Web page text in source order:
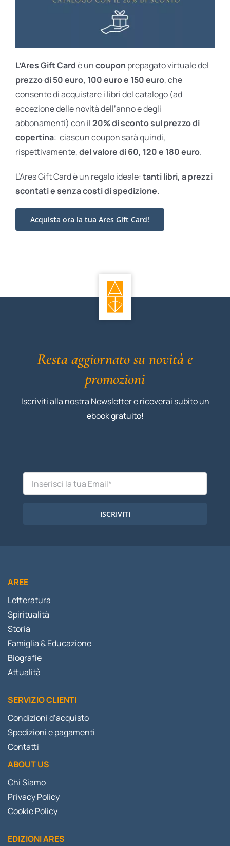
L’Ares Gift Cardè uncoupon prepagato virtuale del
prezzo di 50 euro, 100 euro e 150 euro, che
consente di acquistare i libri del catalogo (ad
eccezione delle novità dell’anno e degli
abbonamenti) con il20% di sconto sul prezzo di
copertina: ciascun coupon sarà quindi,
rispettivamente,del valore di 60, 120 e 180 euro.
L’Ares Gift Card è un regalo ideale: tanti libri, a prezzi
scontati esenza costi di spedizione.
Acquista ora la tua Ares Gift Card!
Resta aggiornato su novità e
promozioni
Iscriviti alla nostra Newsletter e riceverai subito un
ebook gratuito!
ISCRIVITI
AREE
Letteratura
Spiritualità
Storia
Famiglia & Educazione
Biografie
Attualità
SERVIZIO CLIENTI
Condizioni d’acquisto
Spedizioni e pagamenti
Contatti
ABOUT US
Chi Siamo
Privacy Policy
Cookie Policy
EDIZIONI ARES